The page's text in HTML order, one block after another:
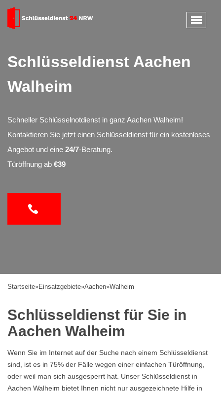
Schlüsseldienst Aachen
Walheim
Schneller Schlüsselnotdienst in ganz Aachen Walheim!
Kontaktieren Sie jetzt einen Schlüsseldienst für ein kostenloses
Angebot und eine 24/7-Beratung.
Türöffnung ab €39
Startseite»Einsatzgebiete»Aachen»Walheim
Schlüsseldienst für Sie in
Aachen Walheim
Wenn Sie im Internet auf der Suche nach einem Schlüsseldienst
sind, ist es in 75% der Fälle wegen einer einfachen Türöffnung,
oder weil man sich ausgesperrt hat. Unser Schlüsseldienst in
Aachen Walheim bietet Ihnen nicht nur ausgezeichnete Hilfe in